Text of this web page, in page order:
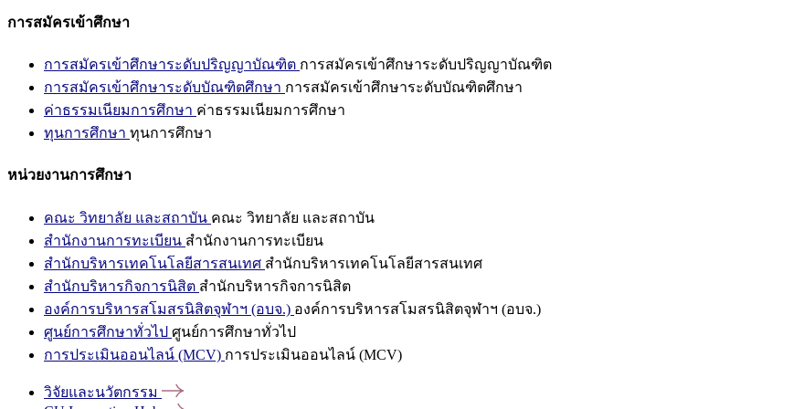
การสมัครเข้าศึกษา
การสมัครเข้าศึกษาระดับปริญญาบัณฑิต การสมัครเข้าศึกษาระดับปริญญาบัณฑิต
การสมัครเข้าศึกษาระดับบัณฑิตศึกษา การสมัครเข้าศึกษาระดับบัณฑิตศึกษา
ค่าธรรมเนียมการศึกษา ค่าธรรมเนียมการศึกษา
ทุนการศึกษา ทุนการศึกษา
หน่วยงานการศึกษา
คณะ วิทยาลัย และสถาบัน คณะ วิทยาลัย และสถาบัน
สำนักงานการทะเบียน สำนักงานการทะเบียน
สำนักบริหารเทคโนโลยีสารสนเทศ สำนักบริหารเทคโนโลยีสารสนเทศ
สำนักบริหารกิจการนิสิต สำนักบริหารกิจการนิสิต
องค์การบริหารสโมสรนิสิตจุฬาฯ (อบจ.) องค์การบริหารสโมสรนิสิตจุฬาฯ (อบจ.)
ศูนย์การศึกษาทั่วไป ศูนย์การศึกษาทั่วไป
การประเมินออนไลน์ (MCV) การประเมินออนไลน์ (MCV)
วิจัยและนวัตกรรม